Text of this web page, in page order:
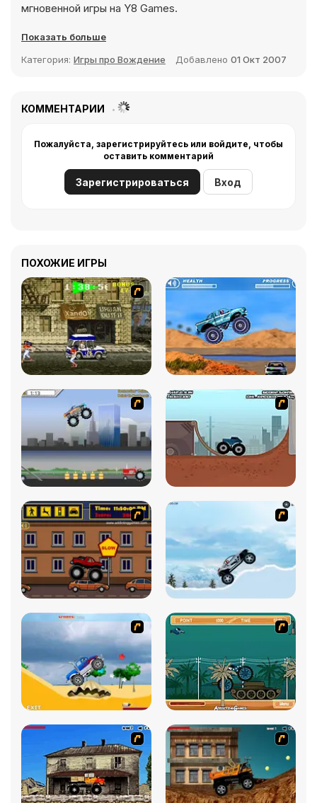
мгновенной игры на Y8 Games.
Показать больше
Категория: Игры про Вождение Добавлено 01 Окт 2007
КОММЕНТАРИИ
Пожалуйста, зарегистрируйтесь или войдите, чтобы
оставить комментарий
Зарегистрироваться Вход
ПОХОЖИЕ ИГРЫ